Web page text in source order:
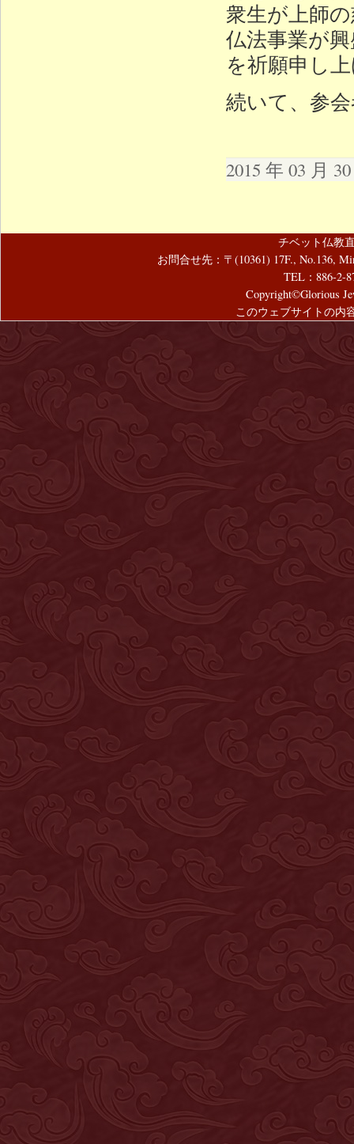
衆生が上師
仏法事業が
を祈願申し
続いて、参
2015 年 03 月
チベット仏教
お問合せ先：〒(10361) 17F., No.136,
TEL：886-2-
Copyright©Glorious
このウェブサイトの内